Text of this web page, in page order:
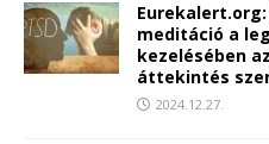
meditáció a
kezelésében
áttekintés
2024.12.27.